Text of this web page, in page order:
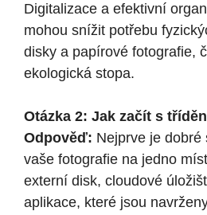
Digitalizace a efektivní
mohou snížit potřebu
disky a papírové fotografie,
ekologická stopa.
Otázka 2: Jak začít s
Odpověď: Nejprve je dobré
vaše fotografie na jedno
externí disk, cloudové
aplikace, které jsou